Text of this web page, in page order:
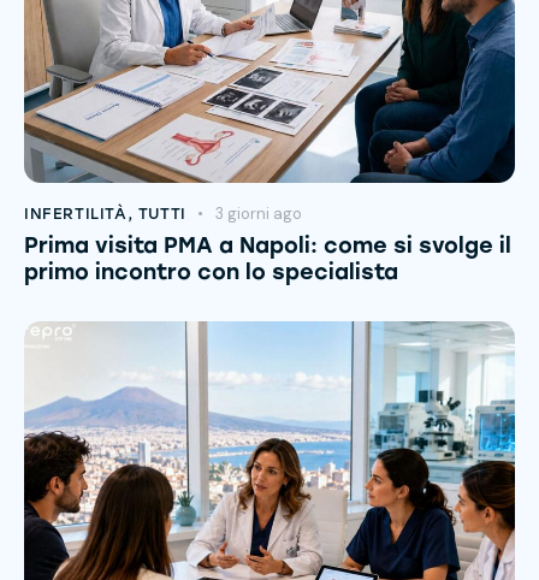
INFERTILITÀ , TUTTI 3 giorni ago
Prima visita PMA a Napoli: come si svolge il
primo incontro con lo specialista